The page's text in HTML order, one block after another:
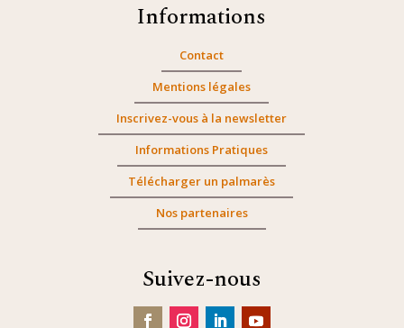
Informations
Contact
Mentions légales
Inscrivez-vous à la newsletter
Informations Pratiques
Télécharger un palmarès
Nos partenaires
Suivez-nous